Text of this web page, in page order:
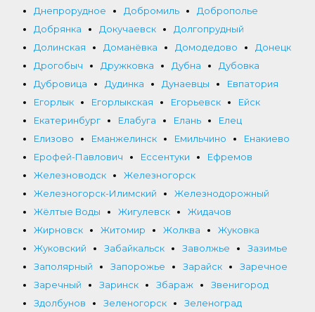
Днепрорудное
Добромиль
Доброполье
Добрянка
Докучаевск
Долгопрудный
Долинская
Доманёвка Домодедово
Донецк
Дрогобыч
Дружковка Дубна
Дубовка
Дубровица
Дудинка Дунаевцы
Евпатория
Егорлык
Егорлыкская Егорьевск
Ейск
Екатеринбург
Елабуга Елань
Елец
Елизово
Еманжелинск Емильчино
Енакиево
Ерофей-Павлович
Ессентуки
Ефремов
Железноводск
Железногорск
Железногорск-Илимский
Железнодорожный
Жёлтые Воды
Жигулевск
Жидачов
Жирновск
Житомир Жолква
Жуковка
Жуковский
Забайкальск Заволжье
Зазимье
Заполярный
Запорожье Зарайск
Заречное
Заречный
Заринск Збараж
Звенигород
Здолбунов
Зеленогорск
Зеленоград